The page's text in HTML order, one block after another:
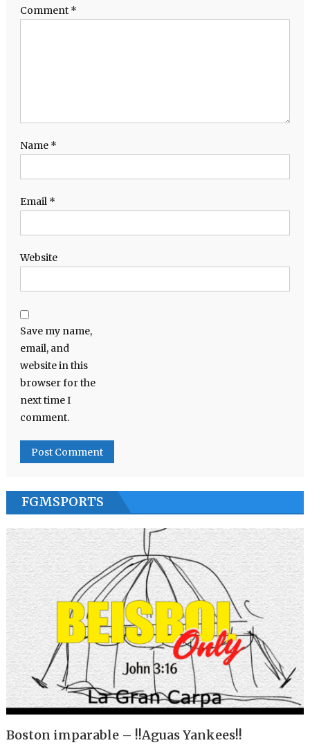
Comment *
Name *
Email *
Website
Save my name,
email, and
website in this
browser for the
next time I
comment.
FGMSPORTS
Boston imparable – !!Aguas Yankees!!